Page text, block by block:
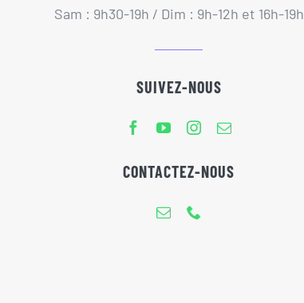
Sam : 9h30-19h / Dim : 9h-12h et 16h-19h
SUIVEZ-NOUS
CONTACTEZ-NOUS